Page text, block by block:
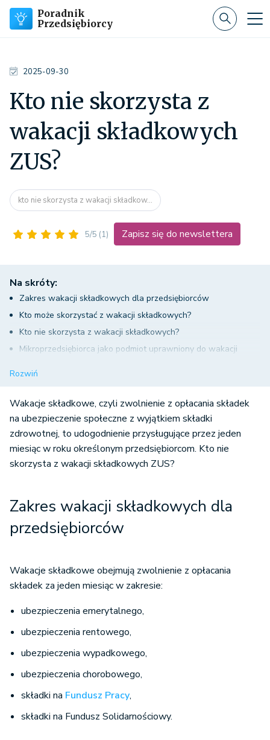
Poradnik
Przedsiębiorcy
2025-09-30
Kto nie skorzysta z
wakacji składkowych
ZUS?
kto nie skorzysta z wakacji składkow...
5/5 (1) Zapisz się do newslettera
Na skróty:
Zakres wakacji składkowych dla przedsiębiorców
Kto może skorzystać z wakacji składkowych?
Kto nie skorzysta z wakacji składkowych?
Mikroprzedsiębiorca jako podmiot uprawniony do wakacji
Wniosek o wakacje składkowe
Odwołanie od odmowy przyznania wakacji składkowych
Obowiązek składania deklaracji rozliczeniowych w miesiącu
korzystania z wakacji składkowych
Podsumowanie - Kto nie skorzysta z wakacji składkowych
Rozwiń
Wakacje składkowe, czyli zwolnienie z opłacania składek
na ubezpieczenie społeczne z wyjątkiem składki
zdrowotnej, to udogodnienie przysługujące przez jeden
miesiąc w roku określonym przedsiębiorcom. Kto nie
skorzysta z wakacji składkowych ZUS?
Zakres wakacji składkowych dla
przedsiębiorców
Wakacje składkowe obejmują zwolnienie z opłacania
składek za jeden miesiąc w zakresie:
ubezpieczenia emerytalnego,
ubezpieczenia rentowego,
ubezpieczenia wypadkowego,
ubezpieczenia chorobowego,
składki na Fundusz Pracy,
składki na Fundusz Solidarnościowy.